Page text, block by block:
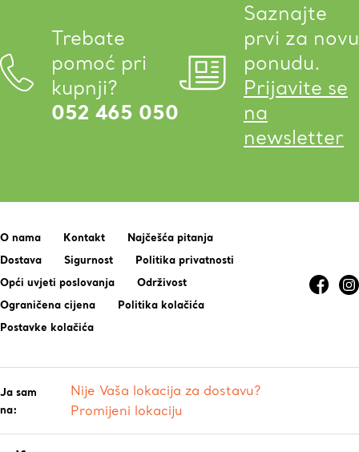
Trebate
pomoć pri
kupnji?
052 465 050
Saznajte
prvi za novu
ponudu.
Prijavite se
na
newsletter
O nama Kontakt
Najčešća pitanja
Dostava
Sigurnost
Politika privatnosti
Opći uvjeti poslovanja
Održivost
Ograničena cijena
Politika kolačića
Postavke kolačića
Ja sam
na:
Nije Vaša lokacija za dostavu?
Promijeni lokaciju